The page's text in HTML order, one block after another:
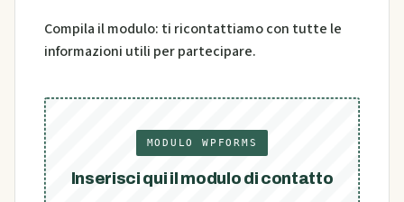
Compila il modulo: ti ricontattiamo con tutte le
informazioni utili per partecipare.
MODULO WPFORMS
Inserisci qui il modulo di contatto